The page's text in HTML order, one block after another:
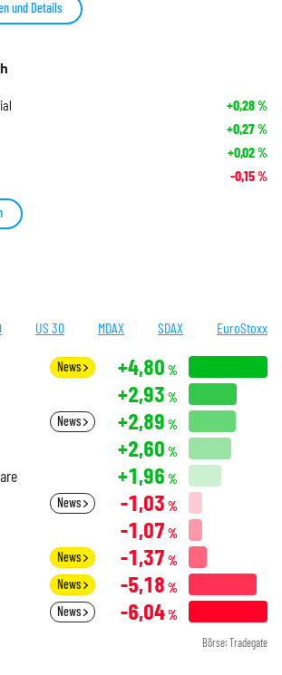
und Details
+0,28%
+0,27%
+0,02%
-0,15%
US 30 MDAX SDAX EuroStoxx
News +4,80 %
+2,93 %
News +2,89 %
+2,60 %
+1,96 %
News -1,03 %
-1,07 %
News -1,37 %
News -5,18 %
News -6,04%
Börse: Tradegate